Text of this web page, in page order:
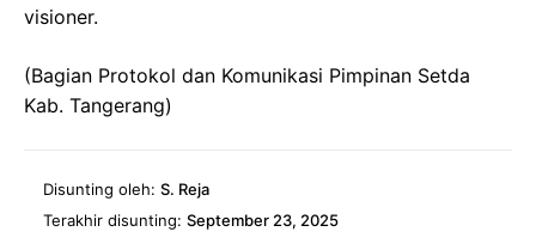
visioner.
(Bagian Protokol dan Komunikasi Pimpinan Setda
Kab. Tangerang)
Disunting oleh: S. Reja
Terakhir disunting: September 23, 2025